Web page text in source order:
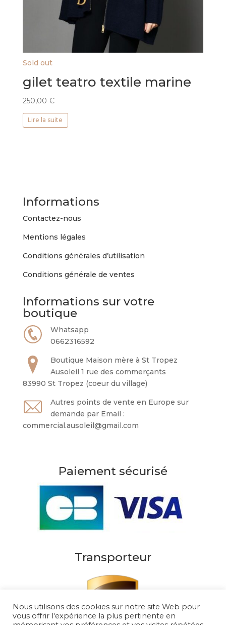
Sold out
gilet teatro textile marine
250,00 €
Lire la suite
Informations
Contactez-nous
Mentions légales
Conditions générales d’utilisation
Conditions générale de ventes
Informations sur votre
boutique
Whatsapp
0662316592
Boutique Maison mère à St Tropez
Ausoleil 1 rue des commerçants
83990 St Tropez (coeur du village)
Autres points de vente en Europe sur
demande par Email :
commercial.ausoleil@gmail.com
Paiement sécurisé
Transporteur
Nous utilisons des cookies sur notre site Web pour
vous offrir l'expérience la plus pertinente en